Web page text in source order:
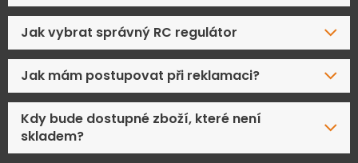
Jak vybrat správný RC regulátor
Jak mám postupovat při reklamaci?
Kdy bude dostupné zboží, které není
skladem?